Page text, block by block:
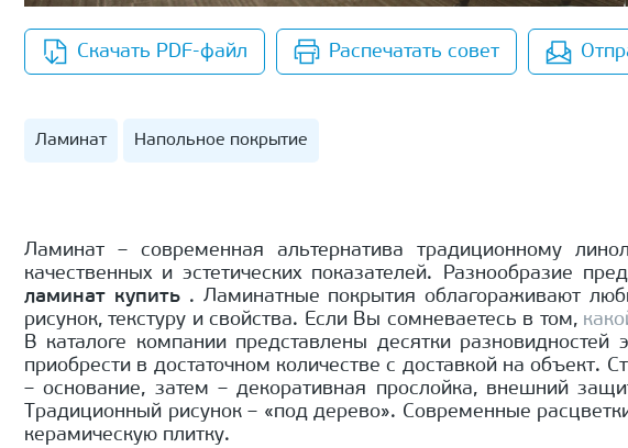
Скачать PDF-файл Распечатать совет
Ламинат Напольное покрытие
Ламинат – современная альтернатива традиционному
качественных и эстетических показателей. Разнообразие
ламинат купить . Ламинатные покрытия облагораживают
рисунок, текстуру и свойства. Если Вы сомневаетесь в том,
В каталоге компании представлены десятки
приобрести в достаточном количестве с доставкой на объект.
– основание, затем – декоративная прослойка, внешний
Традиционный рисунок – «под дерево». Современные
керамическую плитку.